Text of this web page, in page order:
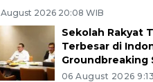
2026 20:08 WIB
Sekolah Rakyat
Terbesar di
Groundbreaking
06 August 2026